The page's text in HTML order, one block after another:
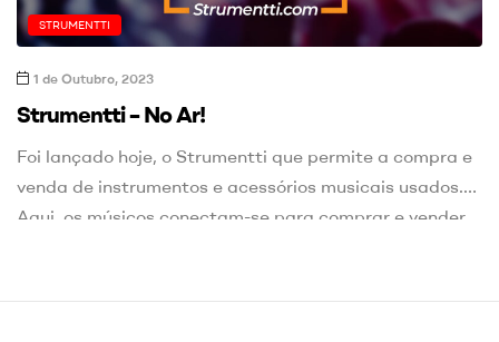
STRUMENTTI
1 de Outubro, 2023
Strumentti – No Ar!
Foi lançado hoje, o Strumentti que permite a compra e
venda de instrumentos e acessórios musicais usados.
Aqui, os músicos conectam-se para comprar e vender
utilizadores terão ao seu dispor +175 filtros, para